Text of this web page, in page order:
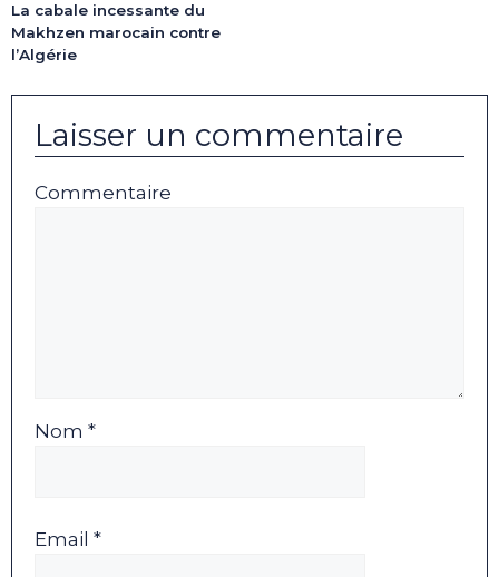
La cabale incessante du
Makhzen marocain contre
l’Algérie
Laisser un commentaire
Commentaire
Nom *
Email *